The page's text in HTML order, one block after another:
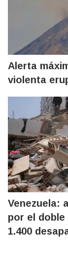
Alerta
violenta
Venezuela:
por el
1.400